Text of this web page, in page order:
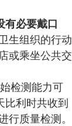
有必要戴口
生组织的行动
或乘坐公共交
检测能力可
比利时共收到
质量检测。